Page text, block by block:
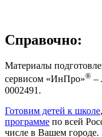
Справочно:
Материалы
сервисом «ИнПро»® –
0002491.
Готовим детей к школе
программе по всей
числе в Вашем городе.